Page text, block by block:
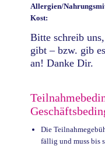
Allergien/
Kost:
Bitte schreib
gibt – bzw. gib
an! Danke Dir.
Die
fällig und muss bis